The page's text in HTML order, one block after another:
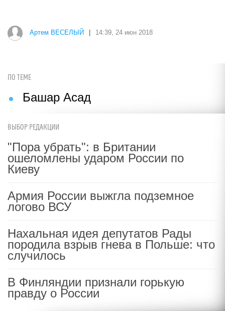
Артем ВЕСЕЛЫЙ 14:39, 24 июн 2018
ПО ТЕМЕ
Башар Асад
ВЫБОР РЕДАКЦИИ
"Пора убрать": в Британии
ошеломлены ударом России по
Киеву
Армия России выжгла подземное
логово ВСУ
Нахальная идея депутатов Рады
породила взрыв гнева в Польше: что
случилось
В Финляндии признали горькую
правду о России